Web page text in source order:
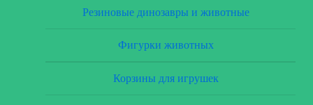
Резиновые динозавры и животные
Фигурки животных
Корзины для игрушек